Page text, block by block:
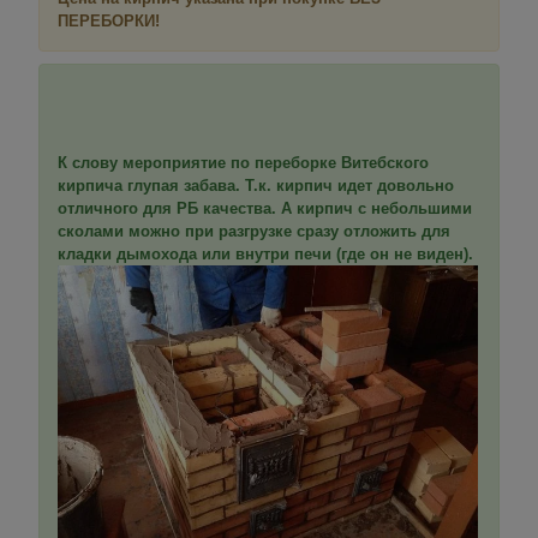
ПЕРЕБОРКИ!
К слову мероприятие по переборке Витебского
кирпича глупая забава. Т.к. кирпич идет довольно
отличного для РБ качества. А кирпич с небольшими
сколами можно при разгрузке сразу отложить для
кладки дымохода или внутри печи (где он не виден).